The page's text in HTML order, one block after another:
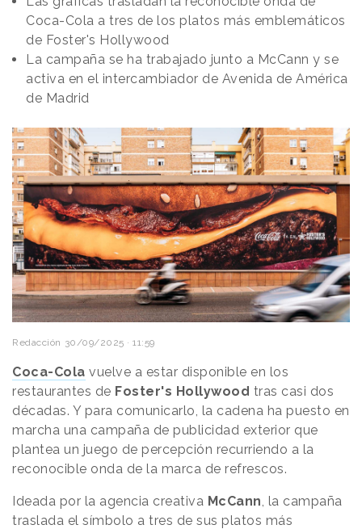
Coca-Cola a tres de los platos más emblemáticos
de Foster's Hollywood
La campaña se ha trabajado junto a McCann y se
activa en el intercambiador de Avenida de América
de Madrid
Redacción 30/09/2025 · 11:59
Coca-Cola vuelve a estar disponible en los
restaurantes de Foster's Hollywood tras casi dos
décadas. Y para comunicarlo, la cadena ha puesto en
marcha una campaña de publicidad exterior que
plantea un juego de percepción recurriendo a la
reconocible onda de la marca de refrescos.
Ideada por la agencia creativa McCann , la campaña
traslada el símbolo a tres de sus platos más